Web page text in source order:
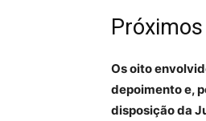
Os oito
depoimento e,
disposição da